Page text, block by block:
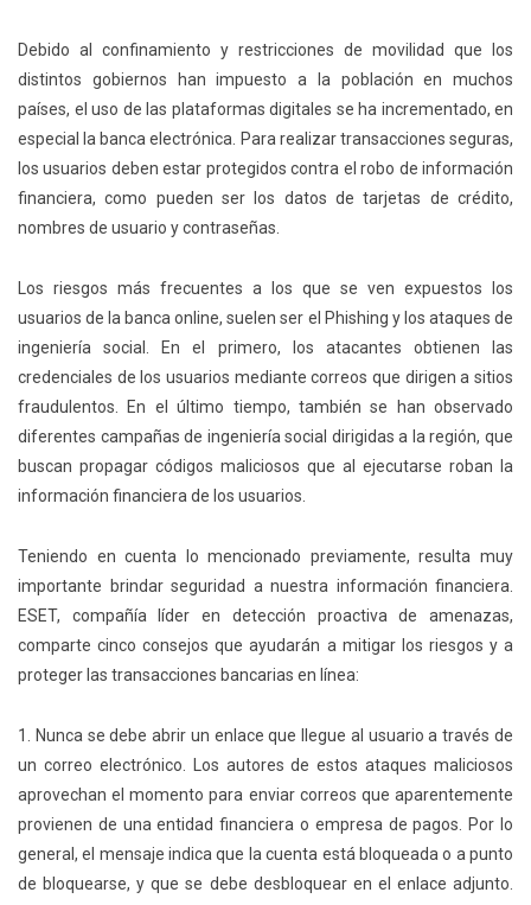
Debido al confinamiento y restricciones de movilidad que los
distintos gobiernos han impuesto a la población en muchos
países, el uso de las plataformas digitales se ha incrementado, en
especial la banca electrónica. Para realizar transacciones seguras,
los usuarios deben estar protegidos contra el robo de información
financiera, como pueden ser los datos de tarjetas de crédito,
nombres de usuario y contraseñas.
Los riesgos más frecuentes a los que se ven expuestos los
usuarios de la banca online, suelen ser el Phishing y los ataques de
ingeniería social. En el primero, los atacantes obtienen las
credenciales de los usuarios mediante correos que dirigen a sitios
fraudulentos. En el último tiempo, también se han observado
diferentes campañas de ingeniería social dirigidas a la región, que
buscan propagar códigos maliciosos que al ejecutarse roban la
información financiera de los usuarios.
Teniendo en cuenta lo mencionado previamente, resulta muy
importante brindar seguridad a nuestra información financiera.
ESET, compañía líder en detección proactiva de amenazas,
comparte cinco consejos que ayudarán a mitigar los riesgos y a
proteger las transacciones bancarias en línea:
1. Nunca se debe abrir un enlace que llegue al usuario a través de
un correo electrónico. Los autores de estos ataques maliciosos
aprovechan el momento para enviar correos que aparentemente
provienen de una entidad financiera o empresa de pagos. Por lo
general, el mensaje indica que la cuenta está bloqueada o a punto
de bloquearse, y que se debe desbloquear en el enlace adjunto.